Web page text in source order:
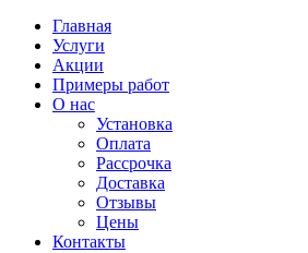
Главная
Услуги
Акции
Примеры работ
О нас
Установка
Оплата
Рассрочка
Доставка
Отзывы
Цены
Контакты